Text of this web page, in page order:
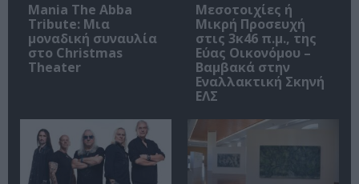
Mania The Abba
Tribute: Μια
μοναδική συναυλία
στο Christmas
Theater
Μεσοτοιχίες ή
Μικρή Προσευχή
στις 3κ46 π.μ., της
Εύας Οικονόμου –
Βαμβακά στην
Εναλλακτική Σκηνή
ΕΛΣ